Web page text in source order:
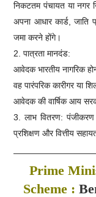
निकटतम पंचायत या नगर
अपना आधार कार्ड, जाति
जमा करने होंगे।
2. पात्रता मानदंड:
आवेदक भारतीय नागरिक
वह पारंपरिक कारीगर या
आवेदक की वार्षिक आय
3. लाभ वितरण: पंजीकरण
प्रशिक्षण और वित्तीय
Prime
Scheme :